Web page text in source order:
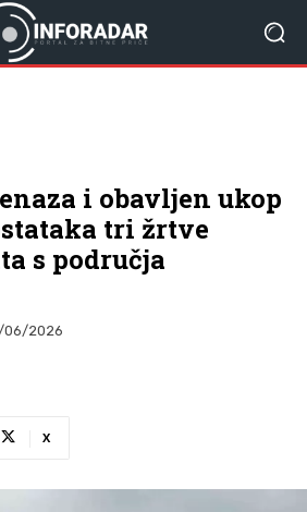
i obavljen ukop
tri žrtve
s područja
06/2026
X